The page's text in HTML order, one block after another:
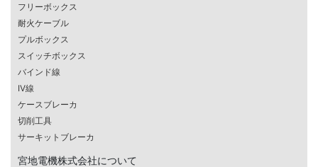
フリーボックス
耐火ケーブル
プルボックス
スイッチボックス
バインド線
IV線
ケースブレーカ
切削工具
サーキットブレーカ
宮地電機株式会社について